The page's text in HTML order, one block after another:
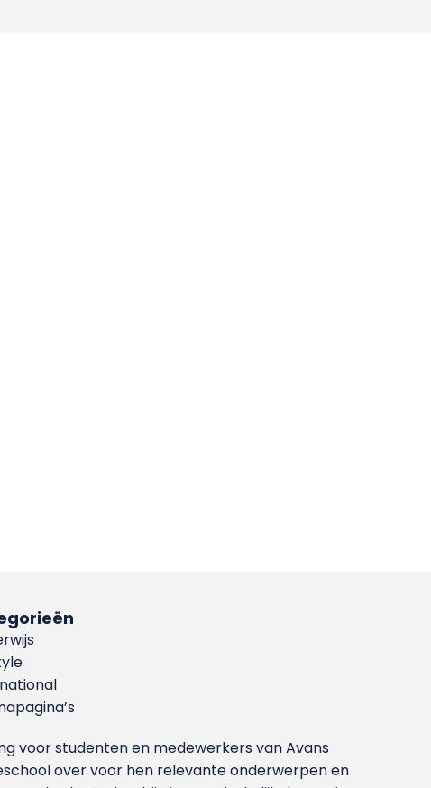
voor studenten en medewerkers van Avans
over voor hen relevante onderwerpen en